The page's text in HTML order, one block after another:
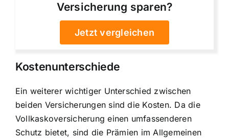
Versicherung sparen?
Jetzt vergleichen
Kostenunterschiede
Ein weiterer wichtiger Unterschied zwischen
beiden Versicherungen sind die Kosten. Da die
Vollkaskoversicherung einen umfassenderen
Schutz bietet, sind die Prämien im Allgemeinen